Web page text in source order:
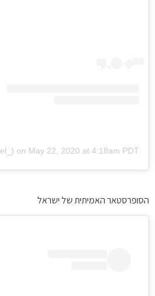
on May 22, 2020 at 4:18am PDT
הסופרסטאר האמיתית של ישראל